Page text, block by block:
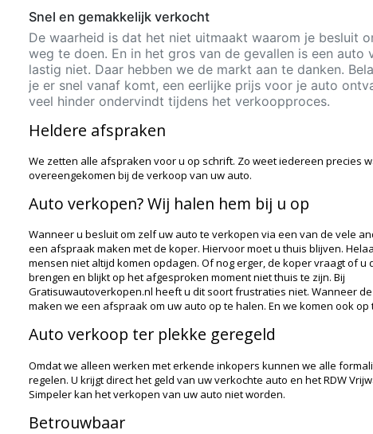
Snel en gemakkelijk verkocht
De waarheid is dat het niet uitmaakt waarom je besluit
weg te doen. En in het gros van de gevallen is een auto
lastig niet. Daar hebben we de markt aan te danken.
je er snel vanaf komt, een eerlijke prijs voor je auto
veel hinder ondervindt tijdens het verkoopproces.
Heldere afspraken
We zetten alle afspraken voor u op schrift. Zo weet iedereen precies
overeengekomen bij de verkoop van uw auto.
Auto verkopen? Wij halen hem bij u op
Wanneer u besluit om zelf uw auto te verkopen via een van de vele
een afspraak maken met de koper. Hiervoor moet u thuis blijven.
mensen niet altijd komen opdagen. Of nog erger, de koper vraagt of u
brengen en blijkt op het afgesproken moment niet thuis te zijn. Bij
Gratisuwautoverkopen.nl heeft u dit soort frustraties niet. Wanneer
maken we een afspraak om uw auto op te halen. En we komen ook op
Auto verkoop ter plekke geregeld
Omdat we alleen werken met erkende inkopers kunnen we alle
regelen. U krijgt direct het geld van uw verkochte auto en het RDW
Simpeler kan het verkopen van uw auto niet worden.
Betrouwbaar